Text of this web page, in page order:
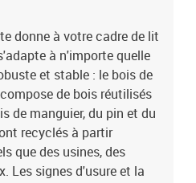
donne à votre cadre de lit
à n'importe quelle
et stable : le bois de
de bois réutilisés
de manguier, du pin et du
recyclés à partir
que des usines, des
Les signes d'usure et la